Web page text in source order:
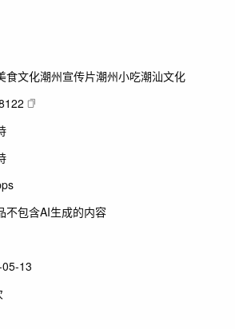
食文化潮州宣传片潮州小吃潮汕文化
不包含AI生成的内容
13